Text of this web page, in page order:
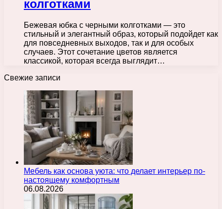
колготками
Бежевая юбка с черными колготками — это
стильный и элегантный образ, который подойдет как
для повседневных выходов, так и для особых
случаев. Этот сочетание цветов является
классикой, которая всегда выглядит…
Свежие записи
Мебель как основа уюта: что делает интерьер по-
настоящему комфортным
06.08.2026